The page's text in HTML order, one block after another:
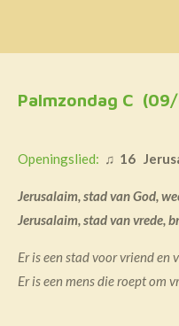
dePalmzondag C
Openingslied: ♫ 16
Jerusalaim, stad van God,
Jerusalaim, stad van vrede,
Er is een stad voor vriend en
Er is een mens die roept om